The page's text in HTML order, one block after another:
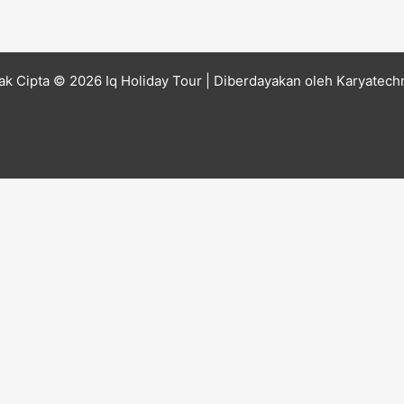
Cipta © 2026 Iq Holiday Tour | Diberdayakan oleh